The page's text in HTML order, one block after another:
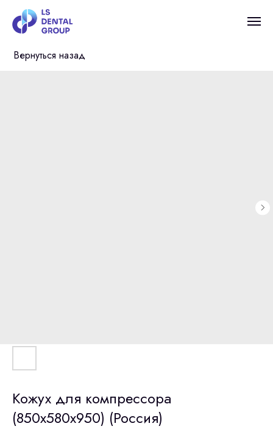
Вернуться назад
Кожух для компрессора
(850х580х950) (Россия)